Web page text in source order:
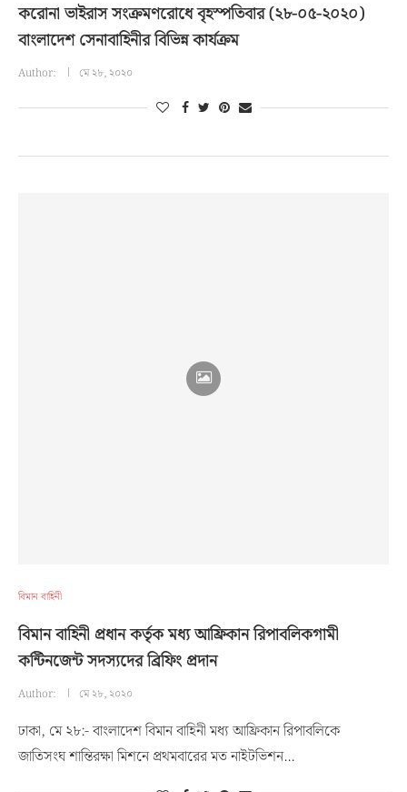
করোনা ভাইরাস সংক্রমণরোধে বৃহস্পতিবার (২৮-০৫-২০২০)
বাংলাদেশ সেনাবাহিনীর বিভিন্ন কার্যক্রম
Author: মে ২৮, ২০২০
বিমান বাহিনী
বিমান বাহিনী প্রধান কর্তৃক মধ্য আফ্রিকান রিপাবলিকগামী
কন্টিনজেন্ট সদস্যদের ব্রিফিং প্রদান
Author: মে ২৮, ২০২০
ঢাকা, মে ২৮:- বাংলাদেশ বিমান বাহিনী মধ্য আফ্রিকান রিপাবলিকে
জাতিসংঘ শান্তিরক্ষা মিশনে প্রথমবারের মত নাইটভিশন…